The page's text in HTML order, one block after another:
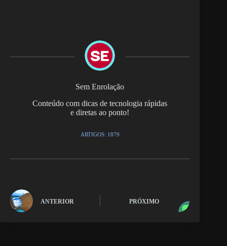
Sem Enrolação
Conteúdo com dicas de tecnologia rápidas
e diretas ao ponto!
ARTIGOS: 1879
ANTERIOR PRÓXIMO